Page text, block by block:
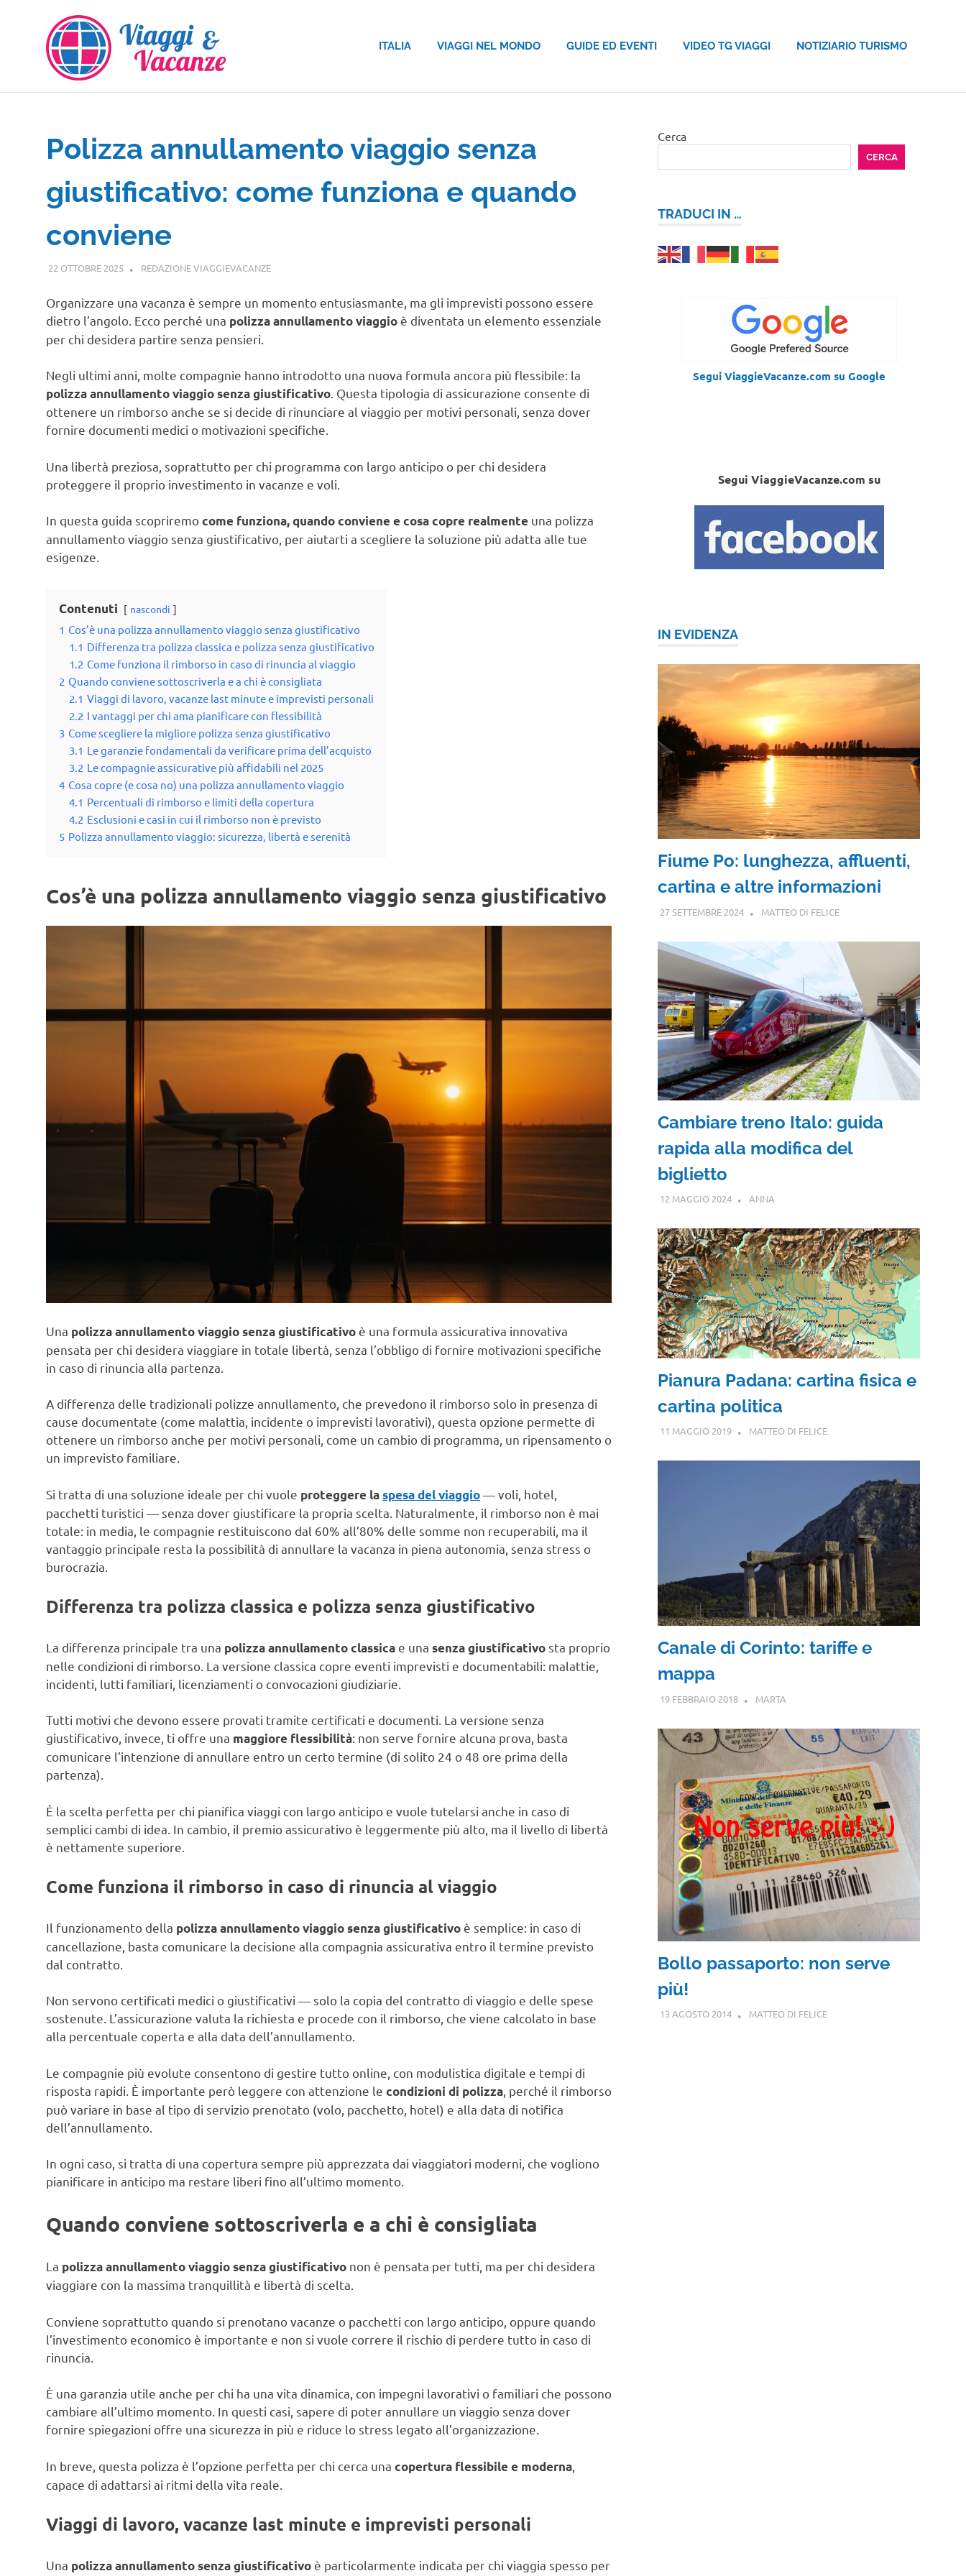
contenuto
ITALIA VIAGGI NEL MONDO GUIDE ED EVENTI VIDEO TG VIAGGI NOTIZIARIO TURISMO
Polizza annullamento viaggio senza
giustificativo: come funziona e quando
conviene
22 OTTOBRE 2025 REDAZIONE VIAGGIEVACANZEGUIDE
Organizzare una vacanza è sempre un momento entusiasmante, ma gli imprevisti possono essere
dietro l’angolo. Ecco perché una polizza annullamento viaggio è diventata un elemento essenziale
per chi desidera partire senza pensieri.
Negli ultimi anni, molte compagnie hanno introdotto una nuova formula ancora più flessibile: la
polizza annullamento viaggio senza giustificativo. Questa tipologia di assicurazione consente di
ottenere un rimborso anche se si decide di rinunciare al viaggio per motivi personali, senza dover
fornire documenti medici o motivazioni specifiche.
Una libertà preziosa, soprattutto per chi programma con largo anticipo o per chi desidera
proteggere il proprio investimento in vacanze e voli.
In questa guida scopriremocome funziona, quando conviene e cosa copre realmente una polizza
annullamento viaggio senza giustificativo, per aiutarti a scegliere la soluzione più adatta alle tue
esigenze.
Contenuti nascondi
1 Cos’è una polizza annullamento viaggio senza giustificativo
1.1 Differenza tra polizza classica e polizza senza giustificativo
1.2 Come funziona il rimborso in caso di rinuncia al viaggio
2 Quando conviene sottoscriverla e a chi è consigliata
2.1 Viaggi di lavoro, vacanze last minute e imprevisti personali
2.2 I vantaggi per chi ama pianificare con flessibilità
3 Come scegliere la migliore polizza senza giustificativo
3.1 Le garanzie fondamentali da verificare prima dell’acquisto
3.2 Le compagnie assicurative più affidabili nel 2025
4 Cosa copre (e cosa no) una polizza annullamento viaggio
4.1 Percentuali di rimborso e limiti della copertura
4.2 Esclusioni e casi in cui il rimborso non è previsto
5 Polizza annullamento viaggio: sicurezza, libertà e serenità
Cos’è una polizza annullamento viaggio senza giustificativo
Una polizza annullamento viaggio senza giustificativo è una formula assicurativa innovativa
pensata per chi desidera viaggiare in totale libertà, senza l’obbligo di fornire motivazioni specifiche
in caso di rinuncia alla partenza.
A differenza delle tradizionali polizze annullamento, che prevedono il rimborso solo in presenza di
cause documentate (come malattia, incidente o imprevisti lavorativi), questa opzione permette di
ottenere un rimborso anche per motivi personali, come un cambio di programma, un ripensamento o
un imprevisto familiare.
Si tratta di una soluzione ideale per chi vuole proteggere laspesa del viaggio— voli, hotel,
pacchetti turistici — senza dover giustificare la propria scelta. Naturalmente, il rimborso non è mai
totale: in media, le compagnie restituiscono dal 60% all’80% delle somme non recuperabili, ma il
vantaggio principale resta la possibilità di annullare la vacanza in piena autonomia, senza stress o
burocrazia.
Differenza tra polizza classica e polizza senza giustificativo
La differenza principale tra una polizza annullamento classica e una senza giustificativo sta proprio
nelle condizioni di rimborso. La versione classica copre eventi imprevisti e documentabili: malattie,
incidenti, lutti familiari, licenziamenti o convocazioni giudiziarie.
Tutti motivi che devono essere provati tramite certificati e documenti. La versione senza
giustificativo, invece, ti offre una maggiore flessibilità: non serve fornire alcuna prova, basta
comunicare l’intenzione di annullare entro un certo termine (di solito 24 o 48 ore prima della
partenza).
È la scelta perfetta per chi pianifica viaggi con largo anticipo e vuole tutelarsi anche in caso di
semplici cambi di idea. In cambio, il premio assicurativo è leggermente più alto, ma il livello di libertà
è nettamente superiore.
Come funziona il rimborso in caso di rinuncia al viaggio
Il funzionamento della polizza annullamento viaggio senza giustificativo è semplice: in caso di
cancellazione, basta comunicare la decisione alla compagnia assicurativa entro il termine previsto
dal contratto.
Non servono certificati medici o giustificativi — solo la copia del contratto di viaggio e delle spese
sostenute. L’assicurazione valuta la richiesta e procede con il rimborso, che viene calcolato in base
alla percentuale coperta e alla data dell’annullamento.
Le compagnie più evolute consentono di gestire tutto online, con modulistica digitale e tempi di
risposta rapidi. È importante però leggere con attenzione le condizioni di polizza , perché il rimborso
può variare in base al tipo di servizio prenotato (volo, pacchetto, hotel) e alla data di notifica
dell’annullamento.
In ogni caso, si tratta di una copertura sempre più apprezzata dai viaggiatori moderni, che vogliono
pianificare in anticipo ma restare liberi fino all’ultimo momento.
Quando conviene sottoscriverla e a chi è consigliata
La polizza annullamento viaggio senza giustificativo non è pensata per tutti, ma per chi desidera
viaggiare con la massima tranquillità e libertà di scelta.
Conviene soprattutto quando si prenotano vacanze o pacchetti con largo anticipo, oppure quando
l’investimento economico è importante e non si vuole correre il rischio di perdere tutto in caso di
rinuncia.
È una garanzia utile anche per chi ha una vita dinamica, con impegni lavorativi o familiari che possono
cambiare all’ultimo momento. In questi casi, sapere di poter annullare un viaggio senza dover
fornire spiegazioni offre una sicurezza in più e riduce lo stress legato all’organizzazione.
In breve, questa polizza è l’opzione perfetta per chi cerca una copertura flessibile e moderna
capace di adattarsi ai ritmi della vita reale.
Viaggi di lavoro, vacanze last minute e imprevisti personali
Una polizza annullamento senza giustificativo è particolarmente indicata per chi viaggia spesso per
Cerca
CERCA
TRADUCI IN …
Segui ViaggieVacanze.com su Google
Segui ViaggieVacanze.com su
IN EVIDENZA
Fiume Po: lunghezza, affluenti,
cartina e altre informazioni
27 SETTEMBRE 2024 MATTEO DI FELICE
Cambiare treno Italo: guida
rapida alla modifica del
biglietto
12 MAGGIO 2024 ANNA
Pianura Padana: cartina fisica e
cartina politica
11 MAGGIO 2019 MATTEO DI FELICE
Canale di Corinto: tariffe e
mappa
19 FEBBRAIO 2018 MARTA
Bollo passaporto: non serve
più!
13 AGOSTO 2014 MATTEO DI FELICE